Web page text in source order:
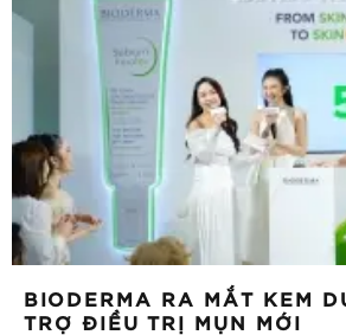
BIODERMA RA MẮT KEM
TRỢ ĐIỀU TRỊ MỤN MỚI